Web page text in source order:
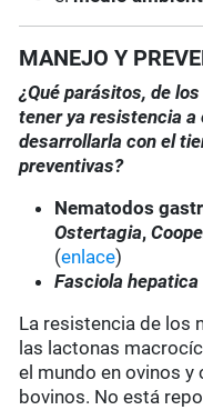
MANEJO Y
¿Qué parásitos, de
tener ya resistencia a
desarrollarla con el
preventivas?
Nematodos
Ostertagia,
(enlace)
Fasciola hepatica
La resistencia de los
las lactonas
el mundo en ovinos y
bovinos. No está